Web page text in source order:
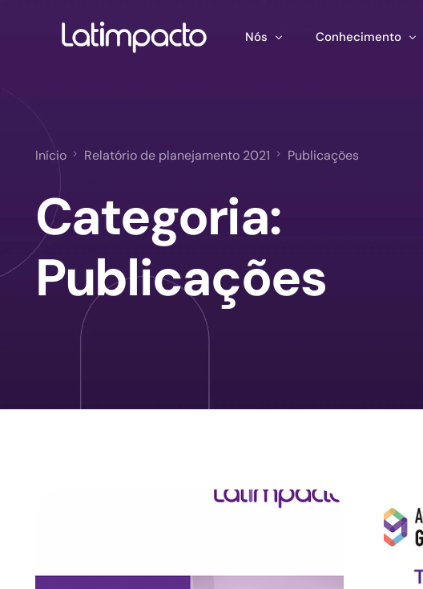
Nós
Conselho de Administração
Conhecimento
Ferramentas
Início Relatório de planejamento 2021 Publicações
Categoria:
Publicações